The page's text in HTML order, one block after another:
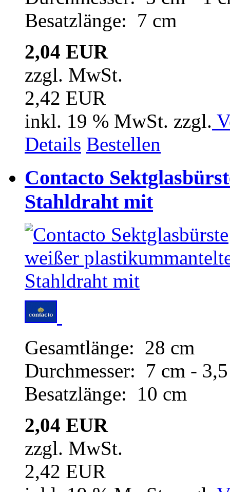
Besatzlänge: 7 cm
2,04 EUR
zzgl. MwSt.
2,42 EUR
inkl. 19 % MwSt. zzgl.
Details Bestellen
Contacto
Stahldraht mit
Gesamtlänge: 28 cm
Durchmesser: 7 cm -
Besatzlänge: 10 cm
2,04 EUR
zzgl. MwSt.
2,42 EUR